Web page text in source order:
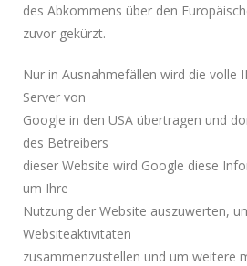
des Abkommens über den
zuvor gekürzt.
Nur in Ausnahmefällen wird die volle
Server von
Google in den USA übertragen und
des Betreibers
dieser Website wird Google diese
um Ihre
Nutzung der Website auszuwerten,
Websiteaktivitäten
zusammenzustellen und um weitere